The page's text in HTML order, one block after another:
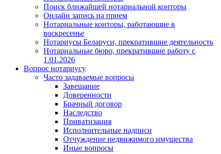
Поиск ближайшей нотариальной конторы
Онлайн запись на прием
Нотариальные конторы, работающие в
воскресенье
Нотариусы Беларуси, прекратившие деятельность
Нотариальные бюро, прекратившие работу с
1.01.2026
Вопрос нотариусу
Часто задаваемые вопросы
Завещание
Доверенности
Брачный договор
Наследство
Приватизация
Исполнительные надписи
Отчуждение недвижимого имущества
Иные вопросы